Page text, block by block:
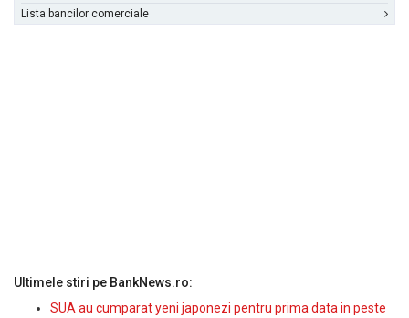
Lista bancilor comerciale
Ultimele stiri pe BankNews.ro:
SUA au cumparat yeni japonezi pentru prima data in peste